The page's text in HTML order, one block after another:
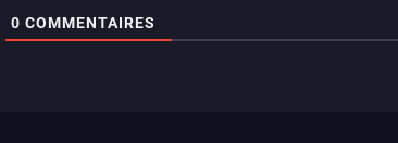
0 COMMENTAIRES